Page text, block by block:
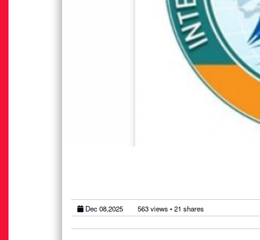
Dec 08,2025 563views •21 shares